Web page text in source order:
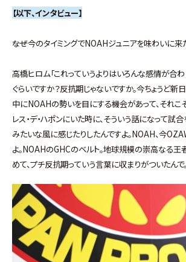
【以下、インタビュー】
――なぜ今のタイミングでNOAHジュニアを味わいに来
高橋ヒロム「これっていうよりはいろんな感情が合
ぐらいですか？反抗期じゃないですか。今ちょうど
中にNOAHの勢いを目にする機会があって、それこ
レス・デ・ハポンにいた時に、そういう話になって
みたいな風に感じたりしたんですよ。NOAH、今
よ。NOAHのGHCのベルト。地球規模の崇高なる王
めて、プチ反抗期っていう言葉に収まりがついたん